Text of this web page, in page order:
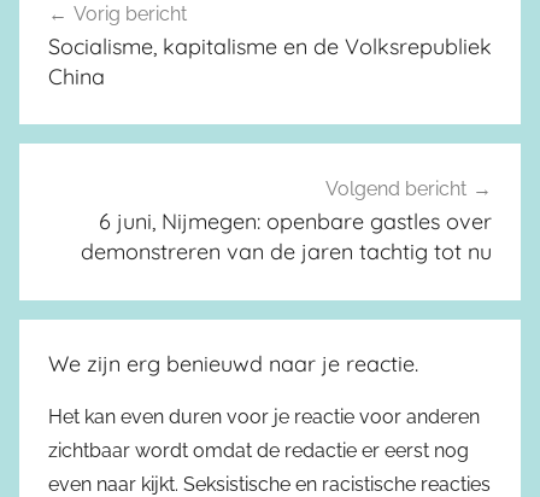
Berichtnavigatie
Vorig bericht
Socialisme, kapitalisme en de Volksrepubliek
China
Volgend bericht
6 juni, Nijmegen: openbare gastles over
demonstreren van de jaren tachtig tot nu
We zijn erg benieuwd naar je reactie.
Het kan even duren voor je reactie voor anderen
zichtbaar wordt omdat de redactie er eerst nog
even naar kijkt. Seksistische en racistische reacties